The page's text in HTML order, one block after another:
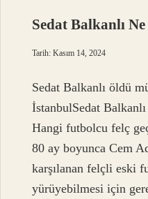
Sedat Balkanlı Ne
Tarih: Kasım 14, 2024
Sedat Balkanlı öldü
İstanbulSedat
Hangi futbolcu felç
80 ay boyunca Cem
karşılanan felçli eski
yürüyebilmesi için